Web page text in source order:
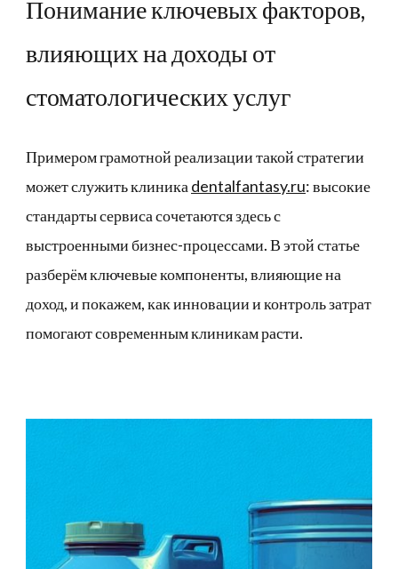
Понимание ключевых факторов,
влияющих на доходы от
стоматологических услуг
Примером грамотной реализации такой стратегии
может служить клиника dentalfantasy.ru: высокие
стандарты сервиса сочетаются здесь с
выстроенными бизнес-процессами. В этой статье
разберём ключевые компоненты, влияющие на
доход, и покажем, как инновации и контроль затрат
помогают современным клиникам расти.